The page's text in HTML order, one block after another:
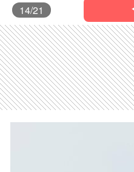
14/21